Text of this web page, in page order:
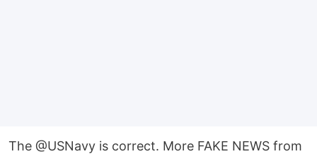
The @USNavy is correct. More FAKE NEWS from